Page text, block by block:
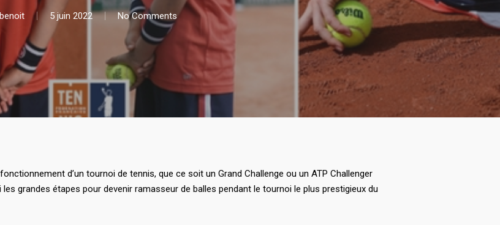
benoit 5 juin 2022 No Comments
d’un tournoi de tennis, que ce soit un Grand Challenge ou un ATP Challenger
grandes étapes pour devenir ramasseur de balles pendant le tournoi le plus prestigieux du